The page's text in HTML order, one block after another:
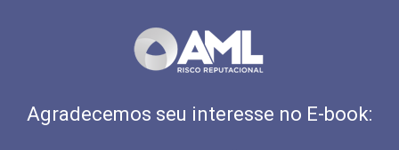
Agradecemos seu interesse no E-book: